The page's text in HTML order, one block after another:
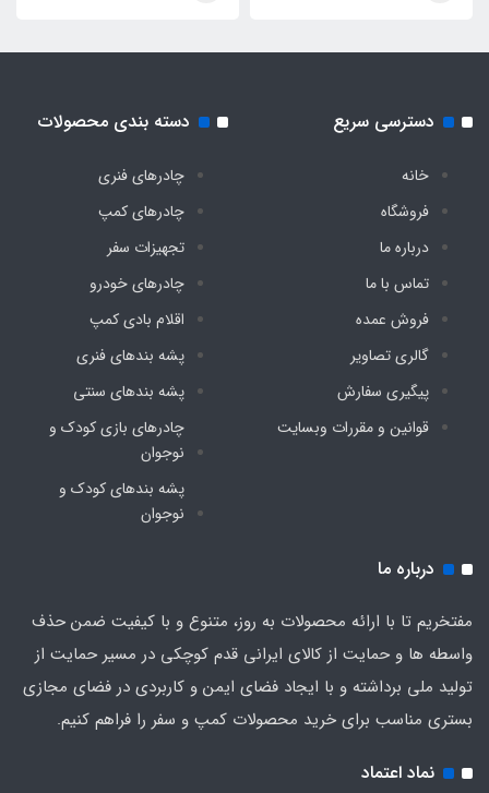
نماد اعتماد
دسترسی سریع
خانه
فروشگاه
درباره ما
تماس با ما
فروش عمده
گالری تصاویر
پیگیری سفارش
قوانین و مقررات وبسایت
دسته بندی محصولات
چادرهای فنری
چادرهای کمپ
تجهیزات سفر
چادرهای خودرو
اقلام بادی کمپ
پشه‌ بندهای فنری
پشه‌ بندهای سنتی
چادرهای بازی کودک و
نوجوان
پشه‌ بندهای کودک و
نوجوان
درباره ما
مفتخریم تا با ارائه محصولات به روز، متنوع و با کیفیت ضمن حذف
واسطه ها و حمایت از کالای ایرانی قدم کوچکی در مسیر حمایت از
تولید ملی برداشته و با ایجاد فضای ایمن و کاربردی در فضای مجازی
بستری مناسب برای خرید محصولات کمپ و سفر را فراهم کنیم.